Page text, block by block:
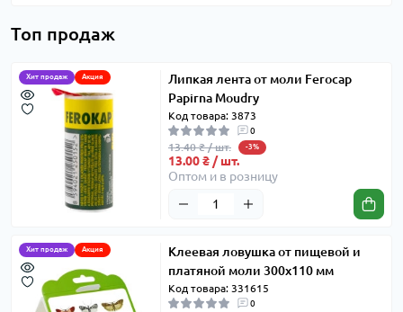
Топ продаж
Хит продаж Акция
Липкая лента от моли Ferocap
Papirna Moudry
Код товара: 3873
0
13.40 ₴ / шт. -3%
13.00 ₴ / шт.
Оптом и в розницу
Хит продаж Акция
Клеевая ловушка от пищевой и
платяной моли 300x110 мм
Код товара: 331615
0